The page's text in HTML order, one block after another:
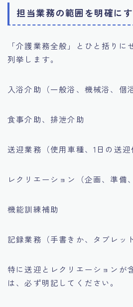
担当業務の範囲を明確にす
「介護業務全般」とひと括りに
列挙します。
入浴介助（一般浴、機械浴、個
食事介助、排泄介助
送迎業務（使用車種、1日の送迎
レクリエーション（企画、準備
機能訓練補助
記録業務（手書きか、タブレッ
特に送迎とレクリエーションが
は、必ず明記してください。